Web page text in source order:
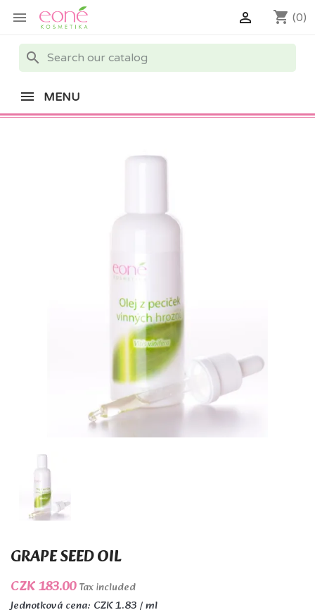
 shopping_cart (0)

search
MENU
GRAPE SEED OIL
CZK 183.00Tax included
Jednotková cena: CZK 1.83 / ml